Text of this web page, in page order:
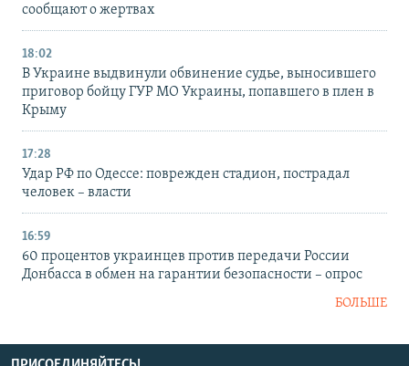
сообщают о жертвах
18:02
В Украине выдвинули обвинение судье, выносившего
приговор бойцу ГУР МО Украины, попавшего в плен в
Крыму
17:28
Удар РФ по Одессе: поврежден стадион, пострадал
человек – власти
16:59
60 процентов украинцев против передачи России
Донбасса в обмен на гарантии безопасности – опрос
БОЛЬШЕ